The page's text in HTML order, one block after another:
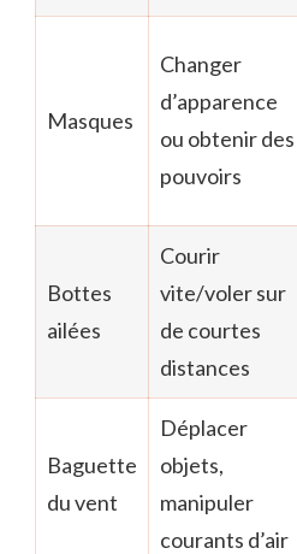
Masques
Changer
d’apparence
ou obtenir des
pouvoirs
Bottes
ailées
Courir
vite/voler sur
de courtes
distances
Baguette
du vent
Déplacer
objets,
manipuler
courants d’air